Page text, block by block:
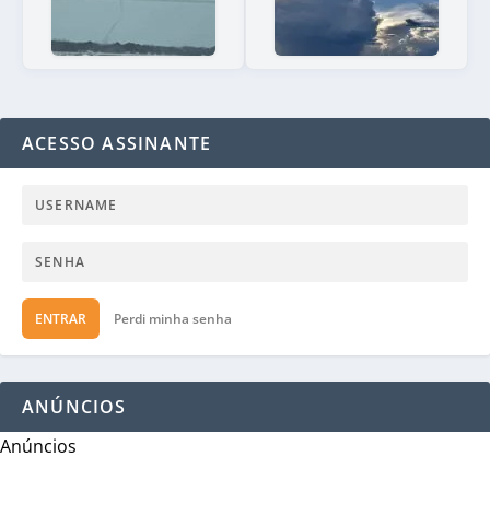
ACESSO ASSINANTE
ENTRAR Perdi minha senha
ANÚNCIOS
Anúncios